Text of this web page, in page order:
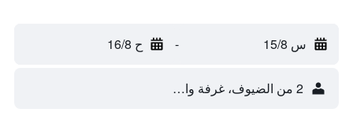
س 15/8 - ح 16/8
2 من الضيوف، غرفة واحدة